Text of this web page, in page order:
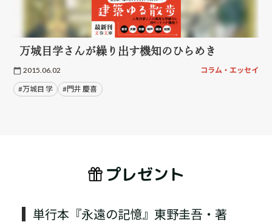
万城目学さんが繰り出す機知のひらめき
2015.06.02 コラム・エッセイ
#万城目 学 #門井 慶喜
プレゼント
単行本『永遠の記憶』東野圭吾・著